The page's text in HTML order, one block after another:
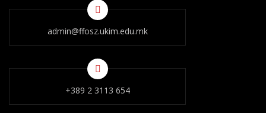
admin@ffosz.ukim.edu.mk
+389 2 3113 654